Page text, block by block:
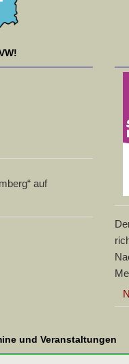
auf
und Veranstaltungen